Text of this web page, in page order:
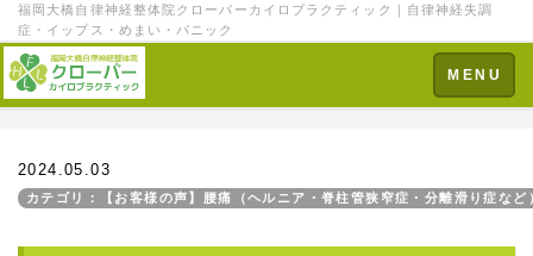
福岡大橋自律神経整体院クローバーカイロプラクティック｜自律神経失調
症・イップス・めまい・パニック
Toggle
navigation
MENU
2024.05.03
カテゴリ：【お客様の声】腰痛（ヘルニア・脊柱管狭窄症・分離滑り症など